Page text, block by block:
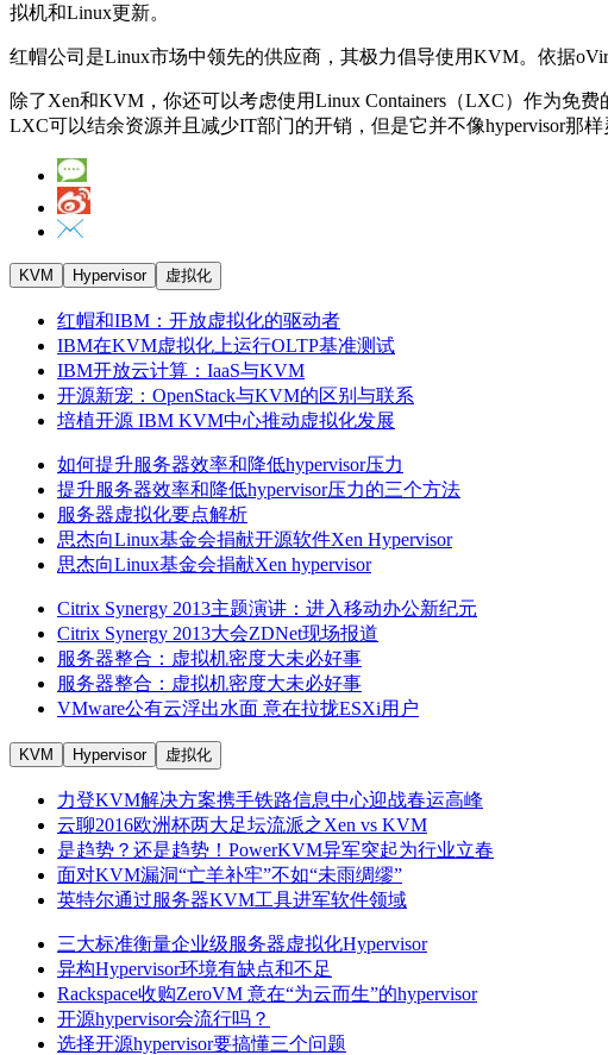
拟机和Linux更新。
红帽公司是Linux市场中领先的供应商，其极力倡导使用KVM。依据
除了Xen和KVM，你还可以考虑使用Linux Containers（LXC）作为免
LXC可以结余资源并且减少IT部门的开销，但是它并不像hypervisor那
红帽和IBM：开放虚拟化的驱动者
IBM在KVM虚拟化上运行OLTP基准测试
IBM开放云计算：IaaS与KVM
开源新宠：OpenStack与KVM的区别与联系
培植开源 IBM KVM中心推动虚拟化发展
如何提升服务器效率和降低hypervisor压力
提升服务器效率和降低hypervisor压力的三个方法
服务器虚拟化要点解析
思杰向Linux基金会捐献开源软件Xen Hypervisor
思杰向Linux基金会捐献Xen hypervisor
Citrix Synergy 2013主题演讲：进入移动办公新纪元
Citrix Synergy 2013大会ZDNet现场报道
服务器整合：虚拟机密度大未必好事
服务器整合：虚拟机密度大未必好事
VMware公有云浮出水面 意在拉拢ESXi用户
力登KVM解决方案携手铁路信息中心迎战春运高峰
云聊2016欧洲杯两大足坛流派之Xen vs KVM
是趋势？还是趋势！PowerKVM异军突起为行业立春
面对KVM漏洞“亡羊补牢”不如“未雨绸缪”
英特尔通过服务器KVM工具进军软件领域
三大标准衡量企业级服务器虚拟化Hypervisor
异构Hypervisor环境有缺点和不足
Rackspace收购ZeroVM 意在“为云而生”的hypervisor
开源hypervisor会流行吗？
选择开源hypervisor要搞懂三个问题